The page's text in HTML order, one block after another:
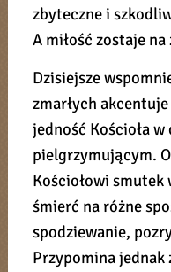
zbyteczne i
A miłość zostaje
Dzisiejsze
zmarłych
jedność Kościoła w
pielgrzymującym.
Kościołowi
śmierć na różne
spodziewanie,
Przypomina jednak